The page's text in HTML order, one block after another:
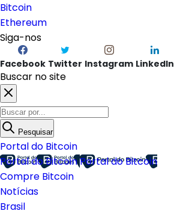
Bitcoin
Ethereum
Siga-nos
Facebook Twitter Instagram LinkedIn
Buscar no site
Pesquisar
Portal do Bitcoin
Portal do BitcoinPortal do Bitcoin
Compre Bitcoin
Notícias
Brasil